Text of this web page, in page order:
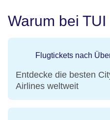
Warum bei
Flugtickets nach
Entdecke die besten
Airlines weltweit